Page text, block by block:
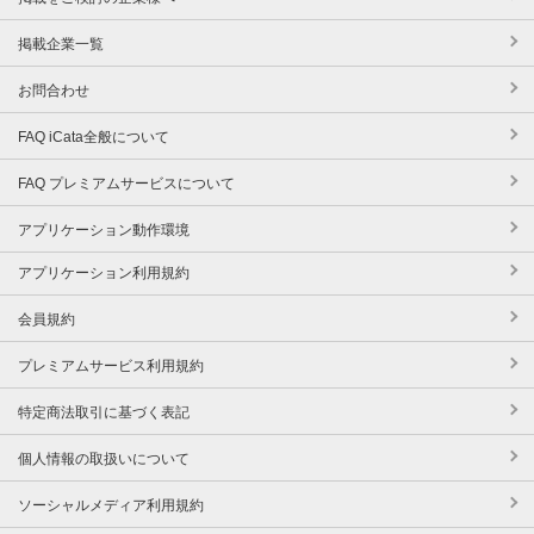
掲載企業一覧
お問合わせ
FAQ iCata全般について
FAQ プレミアムサービスについて
アプリケーション動作環境
アプリケーション利用規約
会員規約
プレミアムサービス利用規約
特定商法取引に基づく表記
個人情報の取扱いについて
ソーシャルメディア利用規約